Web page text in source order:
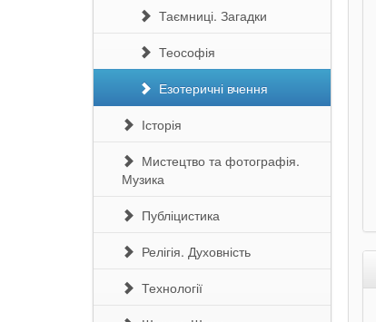
Таємниці. Загадки
Теософія
Езотеричні вчення
Історія
Мистецтво та фотографія.
Музика
Публіцистика
Релігія. Духовність
Технології
Купити
Улюблена абетка. Ірина
290 грн.
Купити
Таке велике слоненя. Ірина